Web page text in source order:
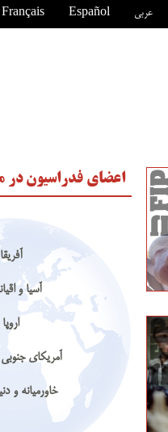
Français Español عربی
اعضای فدراسیون در
آفریقا
آسیا و
اروپا
آمریکای
خاورمیانه و